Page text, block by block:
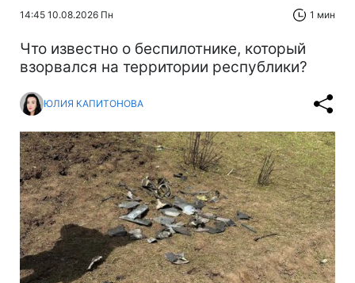
14:45 10.08.2026 Пн 1 мин
Что известно о беспилотнике, который
взорвался на территории республики?
ЮЛИЯ КАПИТОНОВА